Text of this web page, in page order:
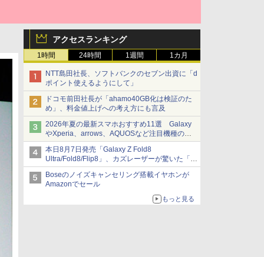
アクセスランキング
1時間 24時間 1週間 1カ月
NTT島田社長、ソフトバンクのセブン出資に「d
ポイント使えるようにして」
ドコモ前田社長が「ahamo40GB化は検証のた
め」、料金値上げへの考え方にも言及
2026年夏の最新スマホおすすめ11選 Galaxy
やXperia、arrows、AQUOSなど注目機種の特
徴は
本日8月7日発売「Galaxy Z Fold8
Ultra/Fold8/Flip8」、カズレーザーが驚いた「そ
ば屋のメニュー並みの薄さ」
Boseのノイズキャンセリング搭載イヤホンが
Amazonでセール
もっと見る